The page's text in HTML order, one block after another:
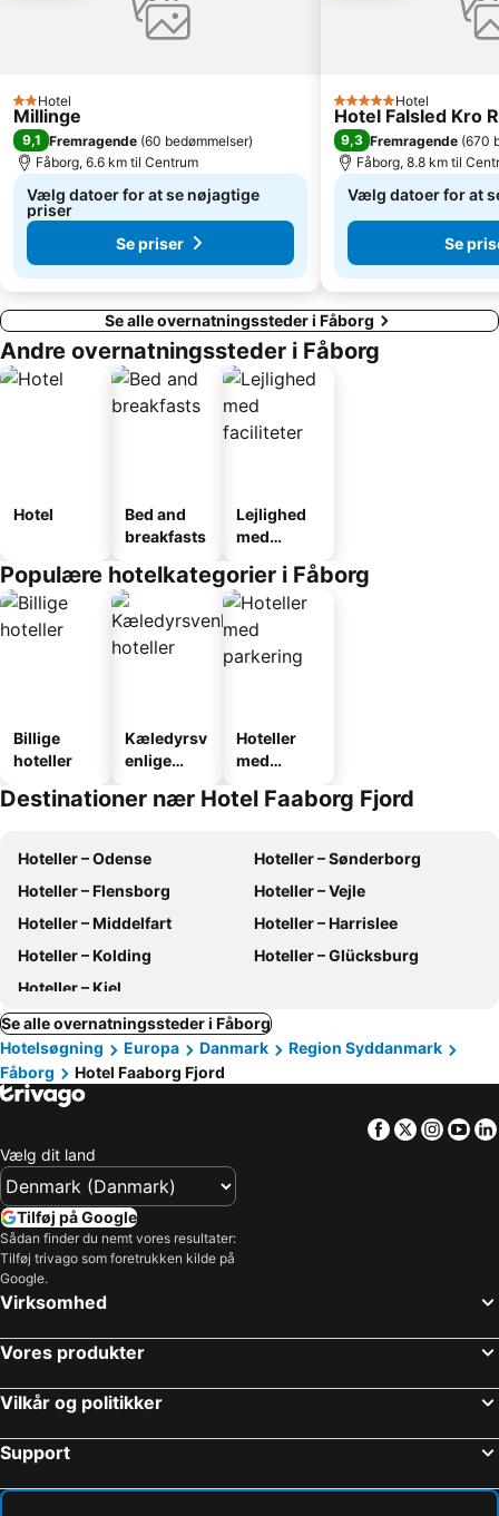
2 Stjerner
Hotel
Millinge
9,1 Fremragende (60 bedømmelser)
Fåborg, 6.6 km til Centrum
Vælg datoer for at se nøjagtige
priser
Se priser
5 StjernerHotel
Hotel Falsled Kro
9,3 Fremragende (670
Fåborg, 8.8 km til
Vælg datoer for at
Se
Se alle overnatningssteder i Fåborg
Andre overnatningssteder i Fåborg
Hotel
Bed and
breakfasts
Lejlighed
med
Populære hotelkategorier i Fåborg
Billige
hoteller
Kæledyrsv
enlige
Hoteller
med
Destinationer nær Hotel Faaborg Fjord
Hoteller – Odense
Hoteller – Sønderborg
Hoteller – Flensborg
Hoteller – Vejle
Hoteller – Middelfart
Hoteller – Harrislee
Hoteller – Kolding
Hoteller – Glücksburg
Hoteller – Kiel
Se alle overnatningssteder i Fåborg
Hotelsøgning
Europa Danmark
Region Syddanmark
Fåborg
Hotel Faaborg Fjord
Facebook
Twitter
Vælg dit land
Tilføj på Google
Sådan finder du nemt vores resultater:
Tilføj trivago som foretrukken kilde på
Google.
Virksomhed
Vores produkter
Vilkår og politikker
Support